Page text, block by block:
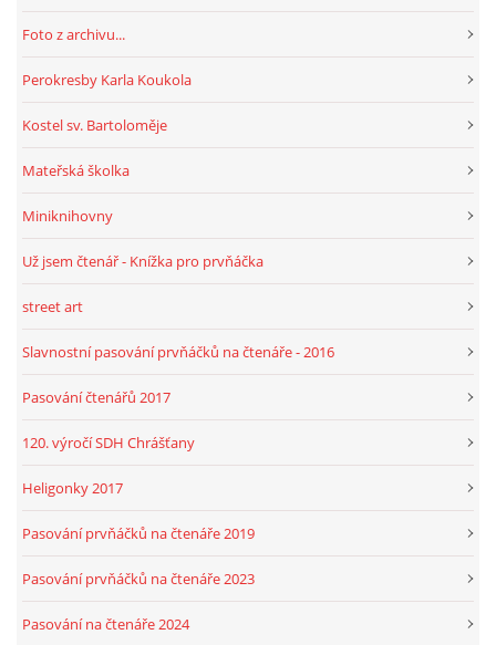
© 2026 eStránky.cz |RSS Aktualizováno: 1. 8. 2026
Foto z archivu...
Perokresby Karla Koukola
Kostel sv. Bartoloměje
Mateřská školka
Miniknihovny
Už jsem čtenář - Knížka pro prvňáčka
street art
Slavnostní pasování prvňáčků na čtenáře - 2016
Pasování čtenářů 2017
120. výročí SDH Chrášťany
Heligonky 2017
Pasování prvňáčků na čtenáře 2019
Pasování prvňáčků na čtenáře 2023
Pasování na čtenáře 2024